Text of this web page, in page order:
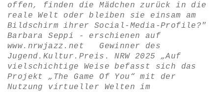
offen, finden die Mädchen zurück in die
reale Welt oder bleiben sie einsam am
Bildschirm ihrer Social-Media-Profile?"
Barbara Seppi - erschienen auf
www.nrwjazz.net
Gewinner des
Jugend.Kultur.Preis. NRW 2025 „Auf
vielschichtige Weise befasst sich das
Projekt „The Game Of You“ mit der
Nutzung virtueller Welten im